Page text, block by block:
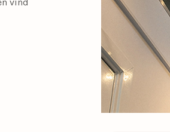
Eettafellampen
met lamp
Schemerlampen
Slimme
Videverlichting
Salontafels SALE
SALE
vind